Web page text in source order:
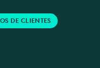
DE CLIENTES